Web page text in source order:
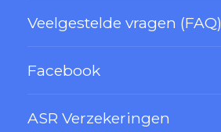
Veelgestelde vragen (FAQ)
Facebook
ASR Verzekeringen